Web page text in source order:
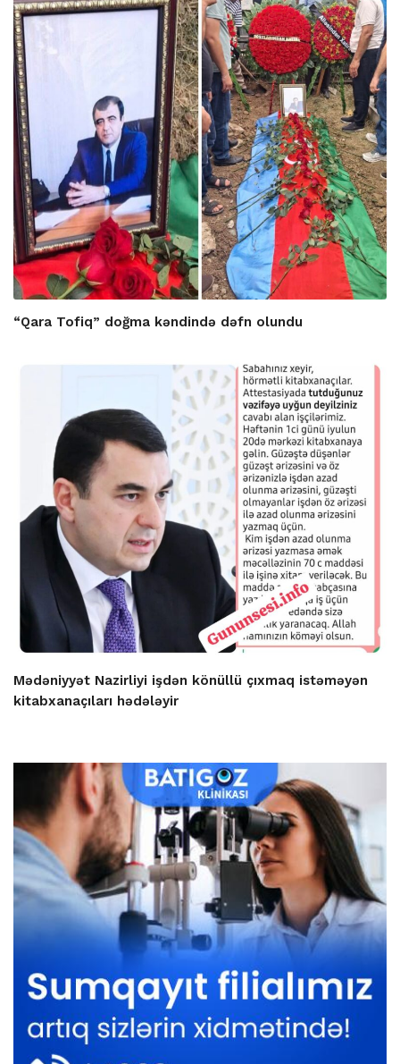
“Qara Tofiq” doğma kəndində dəfn olundu
Mədəniyyət Nazirliyi işdən könüllü çıxmaq istəməyən
kitabxanaçıları hədələyir